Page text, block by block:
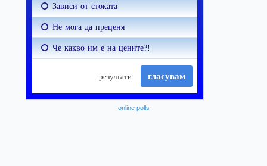
online polls